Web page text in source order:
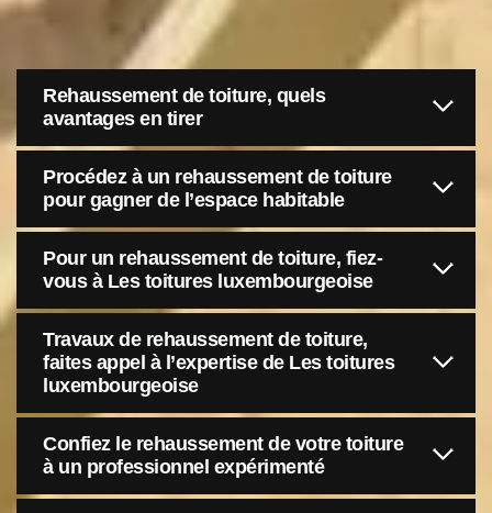
Rehaussement de toiture, quels
avantages en tirer
Procédez à un rehaussement de toiture
pour gagner de l’espace habitable
Pour un rehaussement de toiture, fiez-
vous à Les toitures luxembourgeoise
Travaux de rehaussement de toiture,
faites appel à l’expertise de Les toitures
luxembourgeoise
Confiez le rehaussement de votre toiture
à un professionnel expérimenté